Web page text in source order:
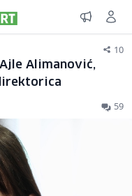
10
Alimanović,
59